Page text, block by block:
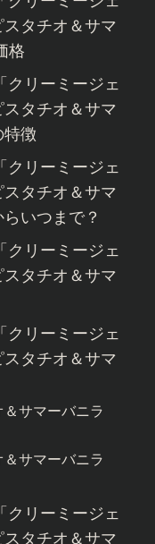
タチオ＆サマ
格
クリーミージェ
タチオ＆サマ
徴
クリーミージェ
タチオ＆サマ
いつまで？
クリーミージェ
タチオ＆サマ
クリーミージェ
タチオ＆サマ
＆サマーバニラ
＆サマーバニラ
クリーミージェ
タチオ＆サマ